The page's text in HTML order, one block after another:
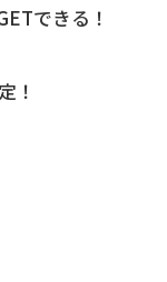
できる！
！